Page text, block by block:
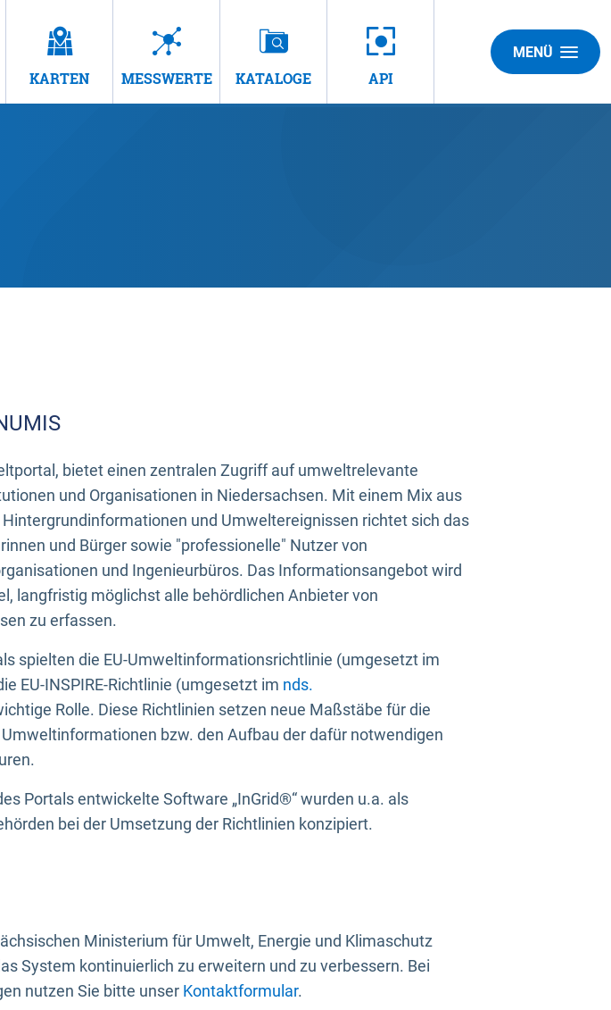
KARTEN MESSWERTE KATALOGE API
MENÜ
bietet einen zentralen Zugriff auf umweltrelevante
und Organisationen in Niedersachsen. Mit einem Mix aus
und Umweltereignissen richtet sich das
und Bürger sowie "professionelle" Nutzer von
und Ingenieurbüros. Das Informationsangebot wird
langfristig möglichst alle behördlichen Anbieter von
zu erfassen.
spielten die EU-Umweltinformationsrichtlinie (umgesetzt im
EU-INSPIRE-Richtlinie (umgesetzt im nds.
Rolle. Diese Richtlinien setzen neue Maßstäbe für die
bzw. den Aufbau der dafür notwendigen
Portals entwickelte Software „InGrid®“ wurden u.a. als
bei der Umsetzung der Richtlinien konzipiert.
Ministerium für Umwelt, Energie und Klimaschutz
System kontinuierlich zu erweitern und zu verbessern. Bei
nutzen Sie bitte unser Kontaktformular.